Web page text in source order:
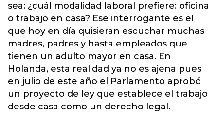
sea: ¿cuál modalidad laboral prefiere: oficina
o trabajo en casa? Ese interrogante es el
que hoy en día quisieran escuchar muchas
madres, padres y hasta empleados que
tienen un adulto mayor en casa. En
Holanda, esta realidad ya no es ajena pues
en julio de este año el Parlamento aprobó
un proyecto de ley que establece el trabajo
desde casa como un derecho legal.